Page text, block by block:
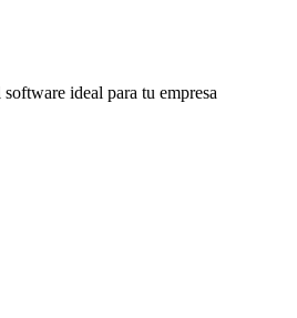
ideal para tu empresa